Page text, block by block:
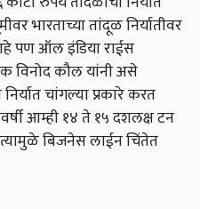
भारताच्या तांदूळ निर्यातीवर
पण ऑल इंडिया राईस
विनोद कौल यांनी असे
चांगल्या प्रकारे करत
आम्ही १४ ते १५ दशलक्ष टन
बिजनेस लाईन चिंतेत